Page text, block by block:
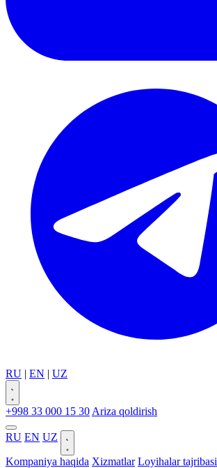
RU | EN | UZ
+998 33 000 15 30 Ariza qoldirish
RU EN UZ
Kompaniya haqida Xizmatlar Loyihalar tajribasi